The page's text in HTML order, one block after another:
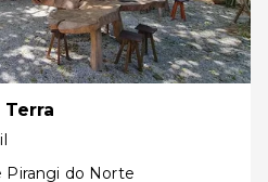
Pirangi do Norte